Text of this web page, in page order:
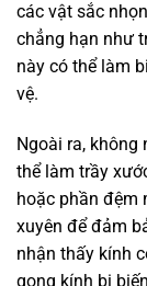
các vật sắc
chẳng hạn như
này có thể làm
vệ.
Ngoài ra, không
thể làm trầy
hoặc phần đệm
xuyên để đảm
nhận thấy kính
gọng kính bị